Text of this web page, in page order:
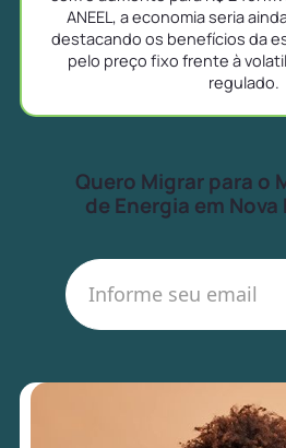
ANEEL, a economia seria
destacando os benefícios da
pelo preço fixo frente à
regulado.
Quero Migrar para o
de Energia em Nova